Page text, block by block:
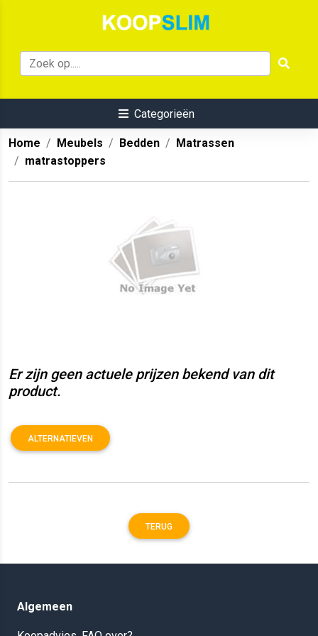
Categorieën
Home Meubels Bedden
Matrassen
matrastoppers
Er zijn geen actuele prijzen bekend van dit
product.
ALTERNATIEVEN
TERUG
Algemeen